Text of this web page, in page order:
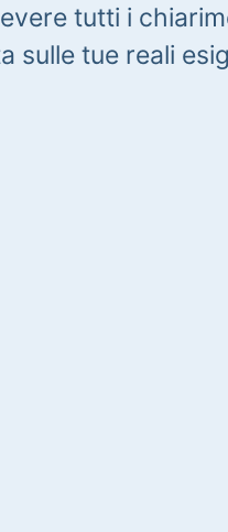
tutti i
sulle tue reali